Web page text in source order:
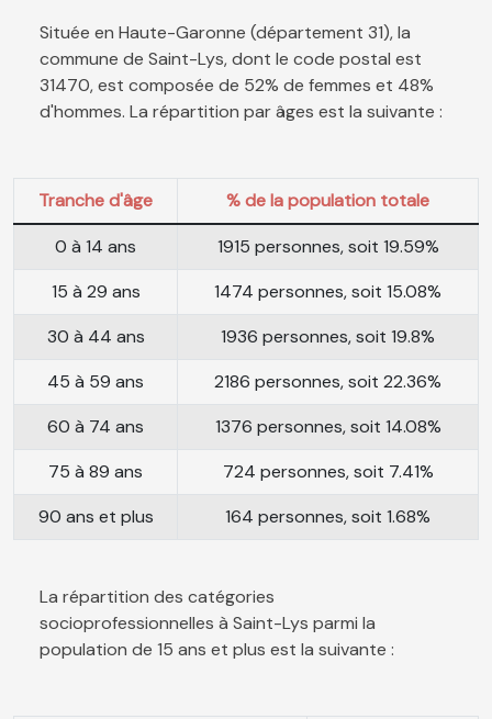
Située en Haute-Garonne (département 31), la
commune de Saint-Lys, dont le code postal est
31470, est composée de 52% de femmes et 48%
d'hommes. La répartition par âges est la suivante :
Tranche d'âge
% de la population totale
0 à 14 ans
1915 personnes, soit 19.59%
15 à 29 ans
1474 personnes, soit 15.08%
30 à 44 ans
1936 personnes, soit 19.8%
45 à 59 ans
2186 personnes, soit 22.36%
60 à 74 ans
1376 personnes, soit 14.08%
75 à 89 ans
724 personnes, soit 7.41%
90 ans et plus
164 personnes, soit 1.68%
La répartition des catégories
socioprofessionnelles à Saint-Lys parmi la
population de 15 ans et plus est la suivante :